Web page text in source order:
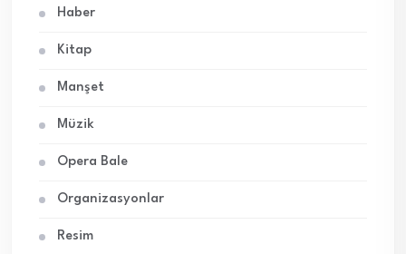
Haber
Kitap
Manşet
Müzik
Opera Bale
Organizasyonlar
Resim